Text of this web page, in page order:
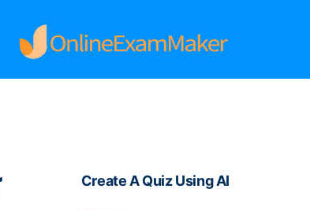
Create A Quiz Using AI